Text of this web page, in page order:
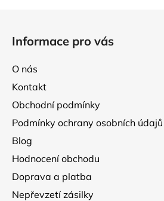
Informace pro vás
O nás
Kontakt
Obchodní podmínky
Podmínky ochrany osobních údajů
Blog
Hodnocení obchodu
Doprava a platba
Nepřevzetí zásilky